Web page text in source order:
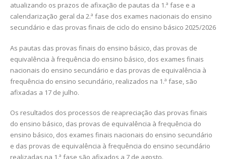
atualizando os prazos de afixação de pautas da 1.ª fase e a
calendarização geral da 2.ª fase dos exames nacionais do ensino
secundário e das provas finais de ciclo do ensino básico 2025/2026
As pautas das provas finais do ensino básico, das provas de
equivalência à frequência do ensino básico, dos exames finais
nacionais do ensino secundário e das provas de equivalência à
frequência do ensino secundário, realizados na 1.ª fase, são
afixadas a 17 de julho.
Os resultados dos processos de reapreciação das provas finais
do ensino básico, das provas de equivalência à frequência do
ensino básico, dos exames finais nacionais do ensino secundário
e das provas de equivalência à frequência do ensino secundário
realizadas na 1.ª fase são afixados a 7 de agosto.